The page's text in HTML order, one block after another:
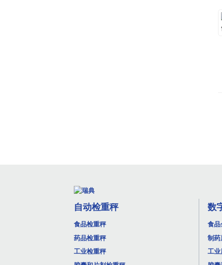
自动检重秤
食品检重秤
药品检重秤
工业检重秤
数
食品
制药
工业